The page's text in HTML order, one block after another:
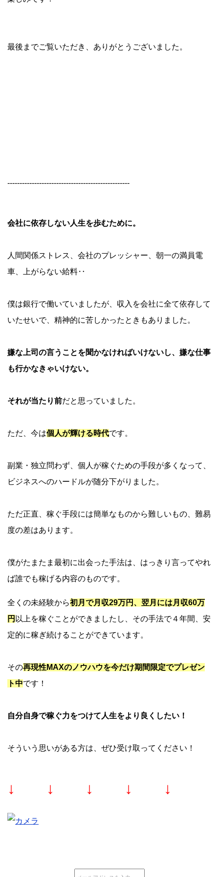
最後までご覧いただき、ありがとうございました。
--------------------------------------------------
会社に依存しない人生を歩むために。
人間関係ストレス、会社のプレッシャー、朝一の満員電
車、上がらない給料‥
僕は銀行で働いていましたが、収入を会社に全て依存して
いたせいで、精神的に苦しかったときもありました。
嫌な上司の言うことを聞かなければいけないし、嫌な仕事
も行かなきゃいけない。
それが当たり前だと思っていました。
ただ、今は個人が輝ける時代です。
副業・独立問わず、個人が稼ぐための手段が多くなって、
ビジネスへのハードルが随分下がりました。
ただ正直、稼ぐ手段には簡単なものから難しいもの、難易
度の差はあります。
僕がたまたま最初に出会った手法は、はっきり言ってやれ
ば誰でも稼げる内容のものです。
全くの未経験から初月で月収29万円、翌月には月収60万
円 以上を稼ぐことができましたし、その手法で４年間、安
定的に稼ぎ続けることができています。
その再現性MAXのノウハウを今だけ期間限定でプレゼン
ト中です！
自分自身で稼ぐ力をつけて人生をより良くしたい！
そういう思いがある方は、ぜひ受け取ってください！
↓ ↓ ↓ ↓ ↓